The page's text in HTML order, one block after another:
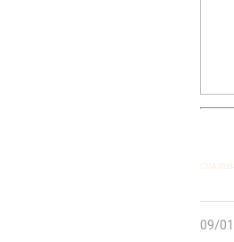
CMA
09/